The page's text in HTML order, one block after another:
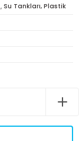
, Su Tankları, Plastik